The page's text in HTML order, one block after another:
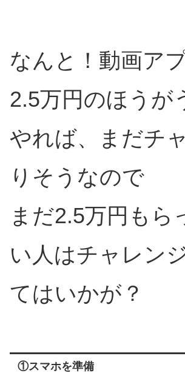
なんと！動画ア
2.5万円のほうが
やれば、まだチ
りそうなので
まだ2.5万円もら
い人はチャレン
てはいかが？
①スマホを準備